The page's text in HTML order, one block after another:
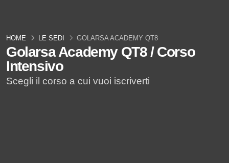
Golarsa Academy QT8 / Corso
Intensivo
Scegli il corso a cui vuoi iscriverti
HOME LE SEDI GOLARSA ACADEMY QT8